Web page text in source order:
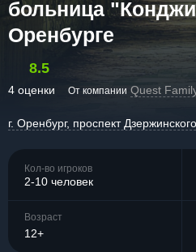
больница
Оренбурге
8.5
4 оценки От компании Quest
г. Оренбург, проспект
Кол-во игроков
2-10 человек
Возраст
12+